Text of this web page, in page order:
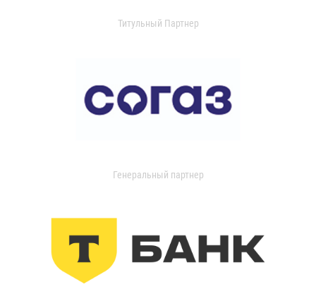
Титульный Партнер
Генеральный партнер